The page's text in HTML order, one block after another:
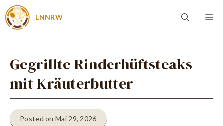
Zum
Inhalt
LNNRW
Gegrillte Rinderhüftsteaks
mit Kräuterbutter
Posted on Mai 29, 2026